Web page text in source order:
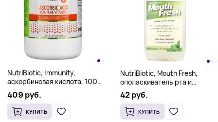
NutriBiotic, Immunity,
аскорбиновая кислота, 100%
чистый витамин C,
кристаллический порошок,
2.26 кг (5 фунтов)
409 руб.
КУПИТЬ
NutriBiotic, Mouth Fresh,
ополаскиватель рта и
средство для полоскания
горла, освежающая
перечная мята, 16 жидк. унц.
(473 мл)
42 руб.
КУПИТЬ